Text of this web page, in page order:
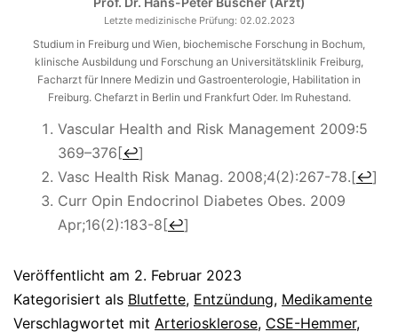
Letzte medizinische Prüfung: 02.02.2023
Studium in Freiburg und Wien, biochemische Forschung in Bochum,
klinische Ausbildung und Forschung an Universitätsklinik Freiburg,
Facharzt für Innere Medizin und Gastroenterologie, Habilitation in
Freiburg. Chefarzt in Berlin und Frankfurt Oder. Im Ruhestand.
Vascular Health and Risk Management 2009:5
369–376[↩]
Vasc Health Risk Manag. 2008;4(2):267-78.[↩]
Curr Opin Endocrinol Diabetes Obes. 2009
Apr;16(2):183-8[↩]
Veröffentlicht am 2. Februar 2023
Kategorisiert als Blutfette, Entzündung, Medikamente
Verschlagwortet mit Arteriosklerose, CSE-Hemmer,